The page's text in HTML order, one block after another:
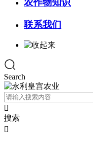
农作物知识
联系我们
Search

搜索
